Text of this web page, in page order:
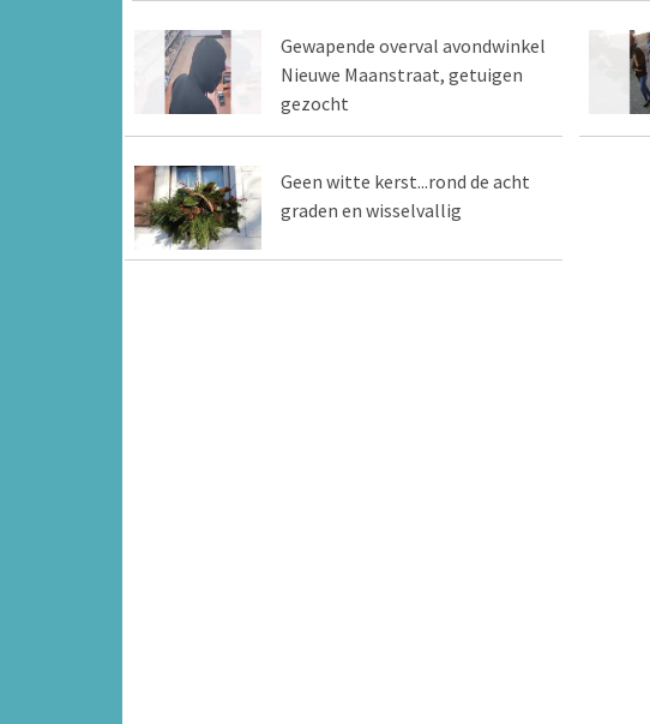
Gewapende overval avondwinkel
Nieuwe Maanstraat, getuigen
gezocht
Geen witte kerst...rond de acht
graden en wisselvallig